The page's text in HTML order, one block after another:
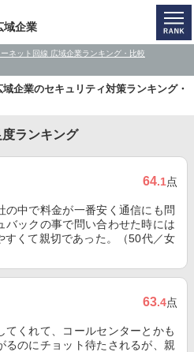
域企業
ネット回線 広域企業ランキング・比較
企業のセキュリティ対策ランキング・
ランキング
64.1点
中で料金が一番安く通信にも問
バックの事で問い合わせた時には
すくて親切であった。（50代／女
63.4点
くれて、コールセンターとかも
るのにチョット待たされるが、親